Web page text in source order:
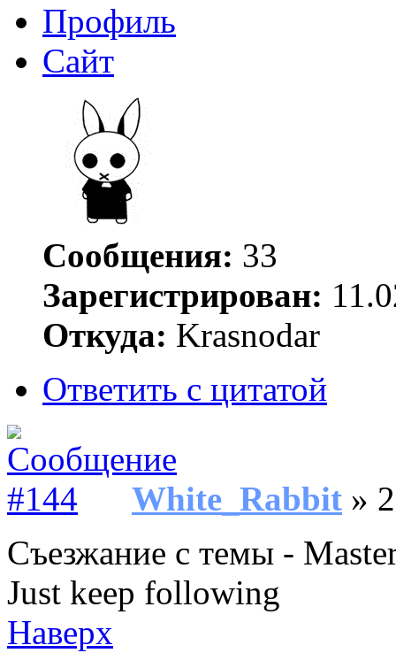
Профиль
Сайт
Сообщения: 33
Зарегистрирован:
Откуда: Krasnodar
Ответить с цитатой
White_Rabbit »
Съезжание с темы -
Just keep following
Наверх